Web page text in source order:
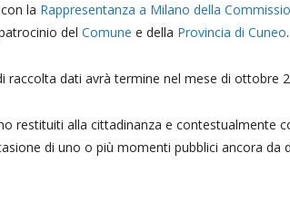
la Rappresentanza a Milano della
del Comune e della Provincia di Cuneo.
raccolta dati avrà termine nel mese di ottobre
restituiti alla cittadinanza e contestualmente
di uno o più momenti pubblici ancora da